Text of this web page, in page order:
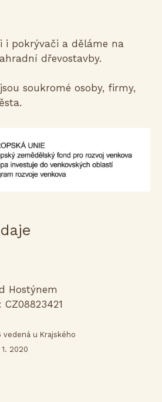
i pokrývači a děláme na
dřevostavby.
soukromé osoby, firmy,
Hostýnem
CZ08823421
vedená u Krajského
2020